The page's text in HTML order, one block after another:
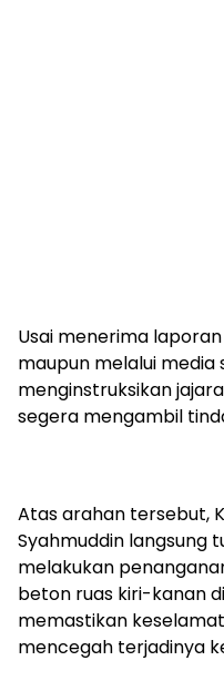
Usai menerima
maupun melalui media
menginstruksikan
segera mengambil
Atas arahan tersebut,
Syahmuddin langsung
melakukan
beton ruas kiri-kanan
memastikan
mencegah terjadinya